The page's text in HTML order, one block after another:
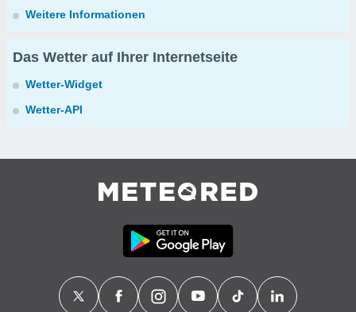
Weitere Informationen
Das Wetter auf Ihrer Internetseite
Wetter-Widget
Wetter-API